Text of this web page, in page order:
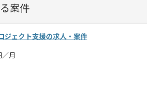
募集人数
コ
案件
ジェクト支援の求人・案件
／月